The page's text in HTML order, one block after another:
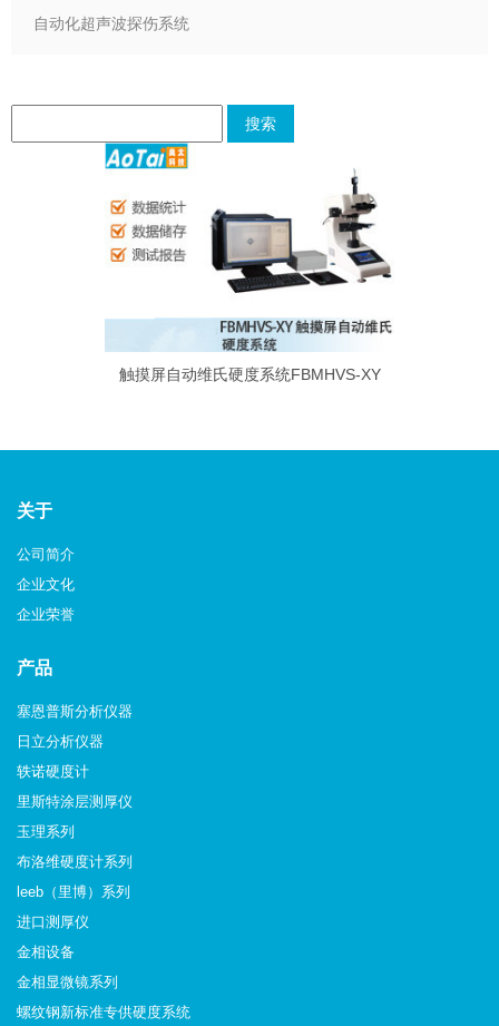
自动化超声波探伤系统
触摸屏自动维氏硬度系统FBMHVS-XY
关于
公司简介
企业文化
企业荣誉
产品
塞恩普斯分析仪器
日立分析仪器
轶诺硬度计
里斯特涂层测厚仪
玉理系列
布洛维硬度计系列
leeb（里博）系列
进口测厚仪
金相设备
金相显微镜系列
螺纹钢新标准专供硬度系统